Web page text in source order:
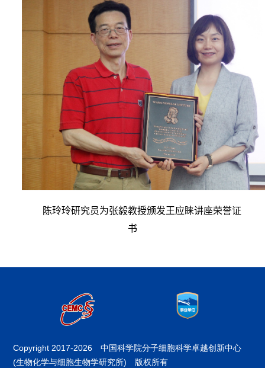
陈玲玲研究员为张毅教授颁发王应睐讲座荣誉证
书
Copyright 2017-2026 中国科学院分子细胞科学卓越创新中心
(生物化学与细胞生物学研究所) 版权所有